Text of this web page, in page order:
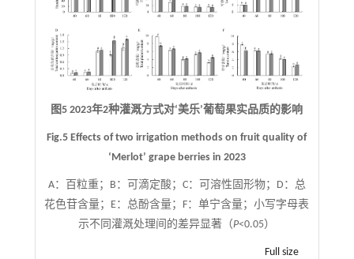
图5 2023年2种灌溉方式对‘美乐’葡萄果实品质的影响
Fig.5 Effects of two irrigation methods on fruit quality of
‘Merlot’ grape berries in 2023
A：百粒重；B：可滴定酸；C：可溶性固形物；D：总
花色苷含量；E：总酚含量；F：单宁含量；小写字母表
示不同灌溉处理间的差异显著（P<0.05）
Full size